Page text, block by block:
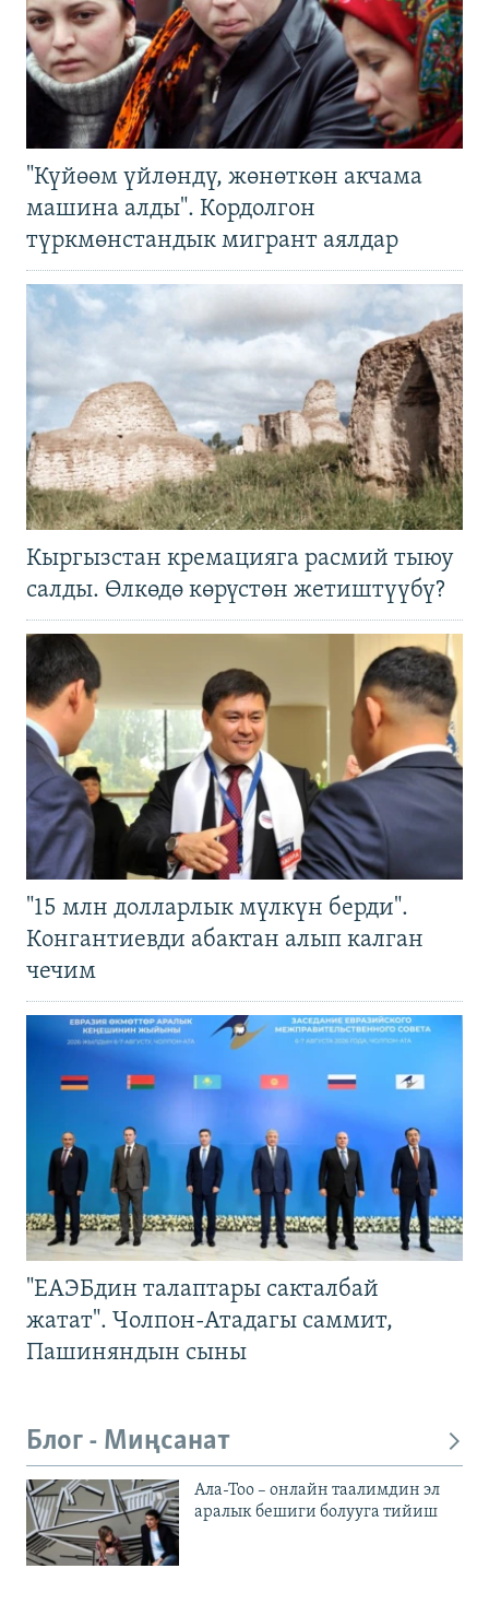
"Күйөөм үйлөндү, жөнөткөн акчама
машина алды". Кордолгон
түркмөнстандык мигрант аялдар
Кыргызстан кремацияга расмий тыюу
салды. Өлкөдө көрүстөн жетиштүүбү?
"15 млн долларлык мүлкүн берди".
Конгантиевди абактан алып калган
чечим
"ЕАЭБдин талаптары сакталбай
жатат". Чолпон-Атадагы саммит,
Пашиняндын сыны
Блог - Миңсанат
Ала-Тоо – онлайн таалимдин эл
аралык бешиги болууга тийиш